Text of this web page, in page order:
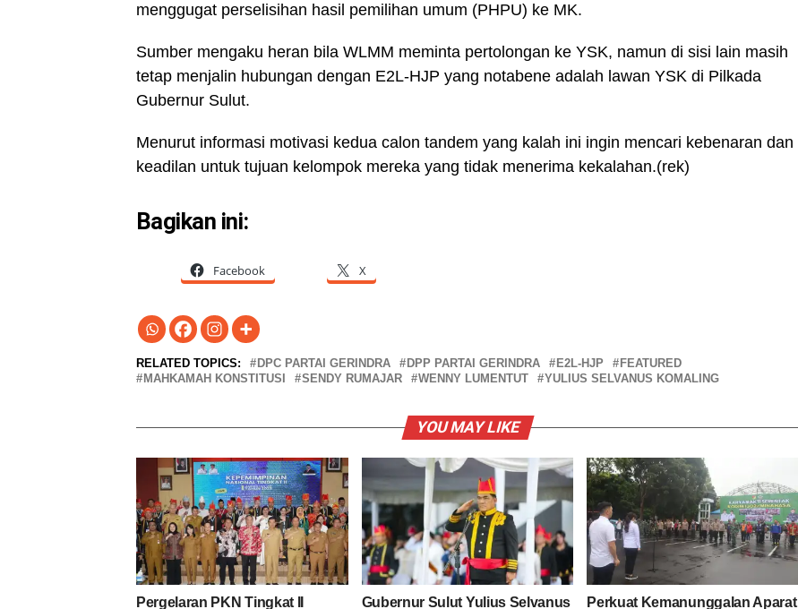
menggugat perselisihan hasil pemilihan umum (PHPU) ke MK.
Sumber mengaku heran bila WLMM meminta pertolongan ke YSK, namun di sisi lain masih
tetap menjalin hubungan dengan E2L-HJP yang notabene adalah lawan YSK di Pilkada
Gubernur Sulut.
Menurut informasi motivasi kedua calon tandem yang kalah ini ingin mencari kebenaran dan
keadilan untuk tujuan kelompok mereka yang tidak menerima kekalahan.(rek)
Bagikan ini:
Facebook X
RELATED TOPICS: DPC PARTAI GERINDRA DPP PARTAI GERINDRA E2L-HJP
FEATURED
MAHKAMAH KONSTITUSI
SENDY RUMAJAR WENNY LUMENTUT YULIUS SELVANUS KOMALING
YOU MAY LIKE
Pergelaran PKN Tingkat II Gubernur Sulut Yulius Selvanus Perkuat Kemanunggalan Aparat